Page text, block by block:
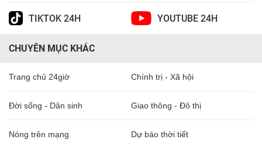
TIKTOK 24H YOUTUBE 24H
CHUYÊN MỤC KHÁC
Trang chủ 24giờ Chính trị - Xã hội
Đời sống - Dân sinh Giao thông - Đô thị
Nóng trên mạng Dự báo thời tiết